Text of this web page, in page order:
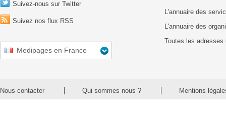
Suivez-nous sur Twitter
Suivez nos flux RSS
Medipages en France
L'annuaire des
L'annuaire des
Toutes les adresses
Nous contacter Qui sommes nous ? Mentions